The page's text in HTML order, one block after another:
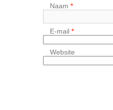
Naam*
E-mail*
Website